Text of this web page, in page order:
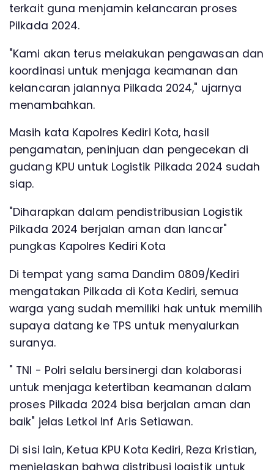
terkait guna menjamin kelancaran proses
Pilkada 2024.
"Kami akan terus melakukan pengawasan dan
koordinasi untuk menjaga keamanan dan
kelancaran jalannya Pilkada 2024," ujarnya
menambahkan.
Masih kata Kapolres Kediri Kota, hasil
pengamatan, peninjuan dan pengecekan di
gudang KPU untuk Logistik Pilkada 2024 sudah
siap.
"Diharapkan dalam pendistribusian Logistik
Pilkada 2024 berjalan aman dan lancar"
pungkas Kapolres Kediri Kota
Di tempat yang sama Dandim 0809/Kediri
mengatakan Pilkada di Kota Kediri, semua
warga yang sudah memiliki hak untuk memilih
supaya datang ke TPS untuk menyalurkan
suranya.
" TNI - Polri selalu bersinergi dan kolaborasi
untuk menjaga ketertiban keamanan dalam
proses Pilkada 2024 bisa berjalan aman dan
baik" jelas Letkol Inf Aris Setiawan.
Di sisi lain, Ketua KPU Kota Kediri, Reza Kristian,
menjelaskan bahwa distribusi logistik untuk